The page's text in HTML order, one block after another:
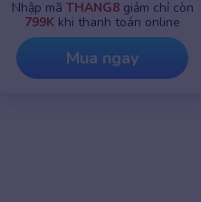
Nhập mã THANG8giảm chỉ còn
799K khi thanh toán online
Mua ngay